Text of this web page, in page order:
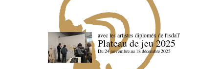
avec les artistes diploméx de l'isdaT
Plateau de jeu 2025
Du 24 novembre au 18 décembre 2025